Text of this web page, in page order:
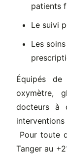
patients
Le suivi
Les
Équipés de
oxymètre,
docteurs à
Pour toute
Tanger au